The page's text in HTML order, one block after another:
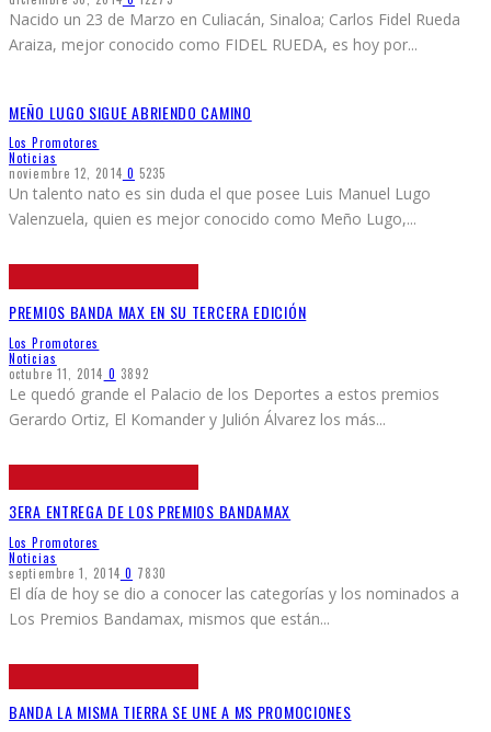
Nacido un 23 de Marzo en Culiacán, Sinaloa; Carlos Fidel Rueda
Araiza, mejor conocido como FIDEL RUEDA, es hoy por...
MEÑO LUGO SIGUE ABRIENDO CAMINO
Los Promotores
Noticias
noviembre 12, 2014 0 5235
Un talento nato es sin duda el que posee Luis Manuel Lugo
Valenzuela, quien es mejor conocido como Meño Lugo,...
PREMIOS BANDA MAX EN SU TERCERA EDICIÓN
Los Promotores
Noticias
octubre 11, 2014 0 3892
Le quedó grande el Palacio de los Deportes a estos premios
Gerardo Ortiz, El Komander y Julión Álvarez los más...
3ERA ENTREGA DE LOS PREMIOS BANDAMAX
Los Promotores
Noticias
septiembre 1, 2014 0 7830
El día de hoy se dio a conocer las categorías y los nominados a
Los Premios Bandamax, mismos que están...
BANDA LA MISMA TIERRA SE UNE A MS PROMOCIONES